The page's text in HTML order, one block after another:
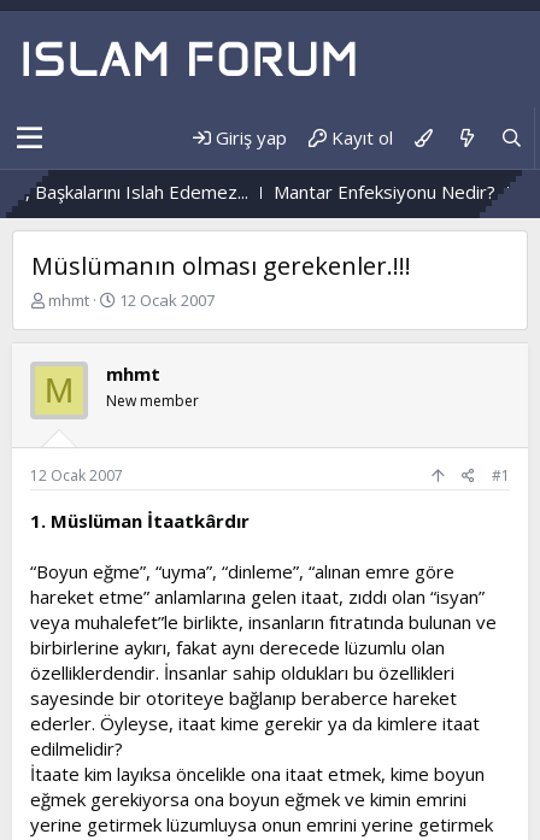
Giriş yap Kayıt ol
Islah Edemez... Mantar Enfeksiyonu Nedir? Nüzûlden
Müslümanın olması gerekenler.!!!
K
b
u
y
u
b
a
a
n
mhmt
B
a
n
ı
ç
a
h
i
12 Ocak 2007
M mhmt
New member
12 Ocak 2007 #1
1. Müslüman İtaatkârdır
“Boyun eğme”, “uyma”, “dinleme”, “alınan emre göre
hareket etme” anlamlarına gelen itaat, zıddı olan “isyan”
veya muhalefet”le birlikte, insanların fıtratında bulunan ve
birbirlerine aykırı, fakat aynı derecede lüzumlu olan
özelliklerdendir. İnsanlar sahip oldukları bu özellikleri
sayesinde bir otoriteye bağlanıp beraberce hareket
ederler. Öyleyse, itaat kime gerekir ya da kimlere itaat
edilmelidir?
İtaate kim layıksa öncelikle ona itaat etmek, kime boyun
eğmek gerekiyorsa ona boyun eğmek ve kimin emrini
yerine getirmek lüzumluysa onun emrini yerine getirmek